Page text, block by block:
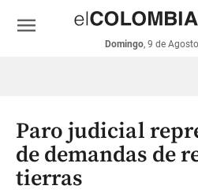
económicos
Colombia
Domingo, 9 de
menu
Paro judicial
de demandas de
tierras